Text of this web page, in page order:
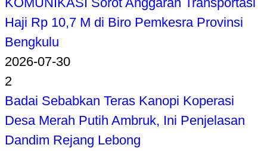
Haji Rp 10,7 M di Biro Pemkesra Provinsi
Bengkulu
2026-07-30
2
Badai Sebabkan Teras Kanopi Koperasi
Desa Merah Putih Ambruk, Ini Penjelasan
Dandim Rejang Lebong